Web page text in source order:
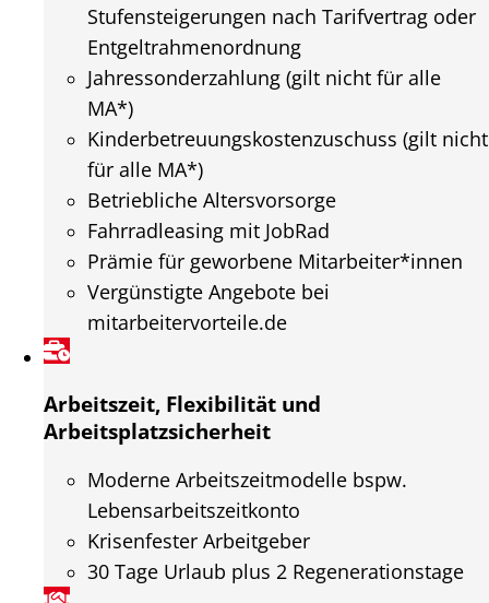
Stufensteigerungen nach Tarifvertrag oder
Entgeltrahmenordnung
Jahressonderzahlung (gilt nicht für alle
MA*)
Kinderbetreuungskostenzuschuss (gilt nicht
für alle MA*)
Betriebliche Altersvorsorge
Fahrradleasing mit JobRad
Prämie für geworbene Mitarbeiter*innen
Vergünstigte Angebote bei
mitarbeitervorteile.de
Arbeitszeit, Flexibilität und
Arbeitsplatzsicherheit
Moderne Arbeitszeitmodelle bspw.
Lebensarbeitszeitkonto
Krisenfester Arbeitgeber
30 Tage Urlaub plus 2 Regenerationstage